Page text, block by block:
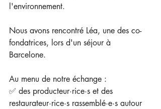
l'environnement.
Nous avons rencontré Léa, une des co-
fondatrices, lors d'un séjour à
Barcelone.
Au menu de notre échange :
✅ des producteur·rice·s et des
restaurateur·rice·s rassemblé·e·s autour